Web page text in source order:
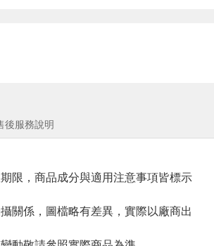
後服務說明
限，商品成分與適用注意事項皆標示
關係，圖檔略有差異，實際以廠商出